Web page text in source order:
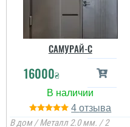
САМУРАЙ-С
16000₴
4
В дом / Металл 2.0 мм. / 2